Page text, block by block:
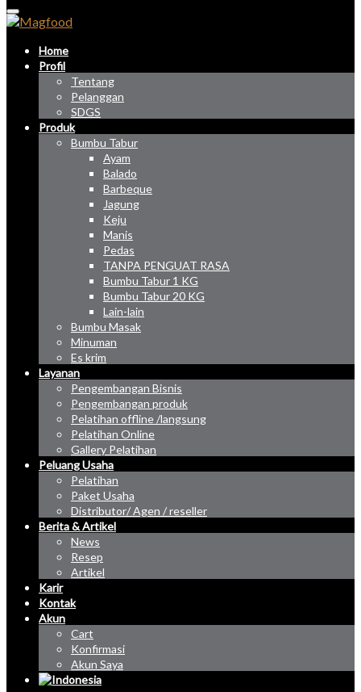
Home
Profil
Tentang
Pelanggan
SDGS
Produk
Bumbu Tabur
Ayam
Balado
Barbeque
Jagung
Keju
Manis
Pedas
TANPA PENGUAT RASA
Bumbu Tabur 1 KG
Bumbu Tabur 20 KG
Lain-lain
Bumbu Masak
Minuman
Es krim
Layanan
Pengembangan Bisnis
Pengembangan produk
Pelatihan offline /langsung
Pelatihan Online
Gallery Pelatihan
Peluang Usaha
Pelatihan
Paket Usaha
Distributor/ Agen / reseller
Berita & Artikel
News
Resep
Artikel
Karir
Kontak
Akun
Cart
Konfirmasi
Akun Saya